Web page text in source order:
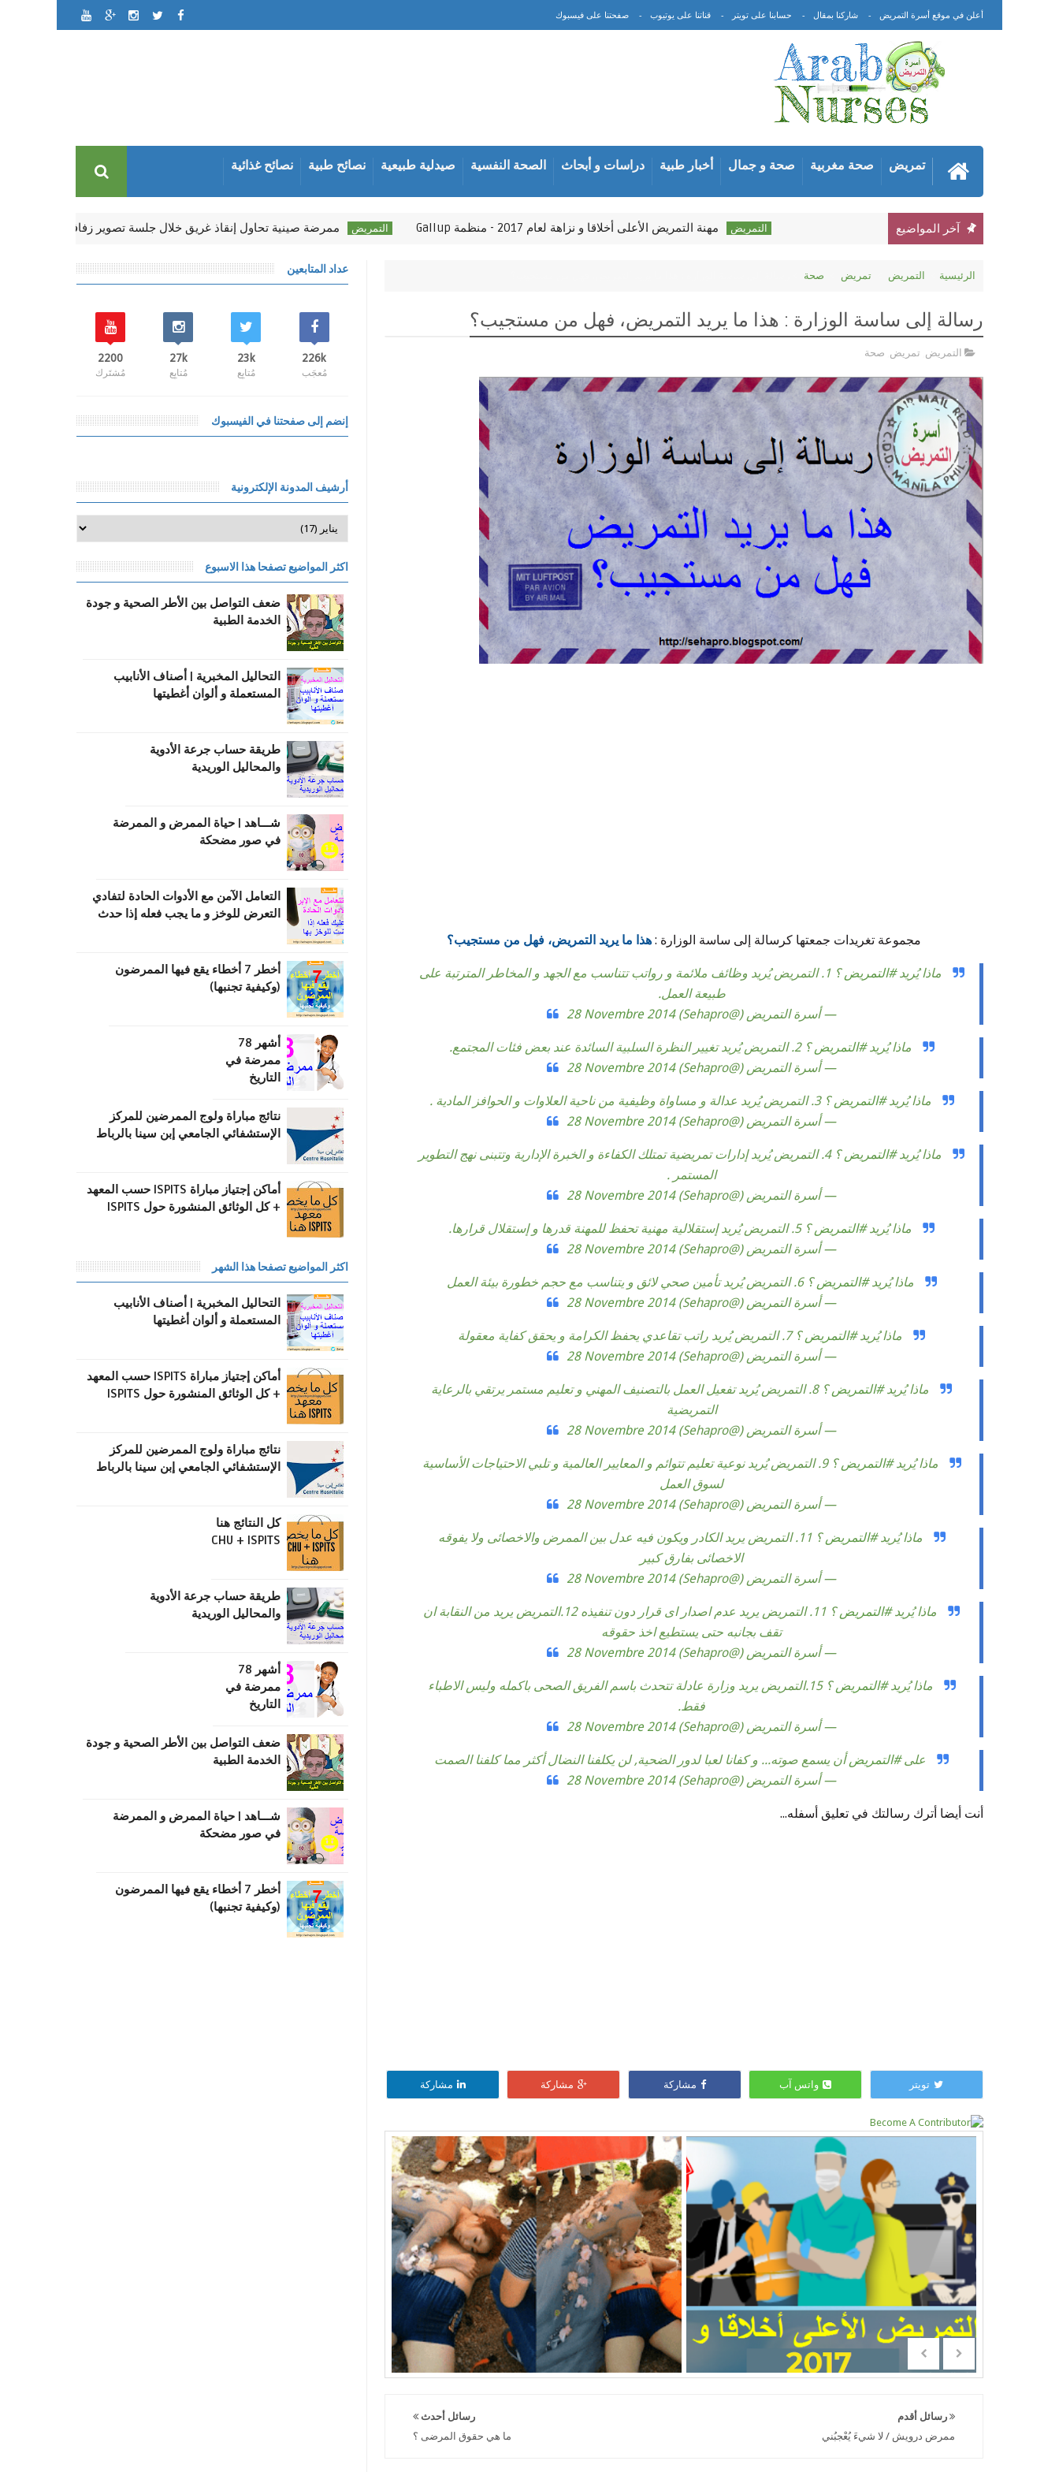
أعلن في موقع أسرة التمريض شاركنا بمقال حسابنا على تويتر قناتنا على يوتيوب صفحتنا على فيسبوك
تمريض صحة مغربية صحة و جمال أخبار طبية دراسات و أبحاث الصحة النفسية صيدلية طبيعية نصائح طبية نصائح غذائية
آخر المواضيع التمريض مهنة التمريض اﻷعلى أخلاقا و نزاهة لعام 2017 - منظمة Gallup التمريض ممرضة صينية تحاول إنقاذ غريق خلال جلسة تصوير زفافها وتدمّر فستانها
الرئيسية التمريض تمريض صحة
رسالة إلى ساسة الوزارة : هذا ما يريد التمريض، فهل من مستجيب؟
التمريض تمريض صحة
مجموعة تغريدات جمعتها كرسالة إلى ساسة الوزارة :هذا ما يريد التمريض، فهل من مستجيب؟
ماذا يُريد#التمريض
؟ 1. التمريض يُريد وظائف ملائمة و رواتب تتناسب مع الجهد و المخاطر المترتبة على
طبيعة العمل.
— أسرة التمريض (@Sehapro)
28 Novembre 2014
ماذا يُريد#التمريض؟ 2. التمريض يُريد تغيير النظرة السلبية السائدة عند بعض فئات المجتمع.
— أسرة التمريض (@Sehapro)
28 Novembre 2014
ماذا يُريد#التمريض؟ 3. التمريض يُريد عدالة و مساواة وظيفية من ناحية العلاوات و الحوافز المادية .
— أسرة التمريض (@Sehapro)
28 Novembre 2014
ماذا يُريد#التمريض
؟ 4. التمريض يُريد إدارات تمريضية تمتلك الكفاءة و الخبرة الإدارية وتتبنى نهج التطوير
المستمر .
— أسرة التمريض (@Sehapro)
28 Novembre 2014
ماذا يُريد#التمريض؟ 5. التمريض يُريد إستقلالية مهنية تحفظ للمهنة قدرها و إستقلال قرارها.
— أسرة التمريض (@Sehapro)
28 Novembre 2014
ماذا يُريد#التمريض؟ 6. التمريض يُريد تأمين صحي لائق و يتناسب مع حجم خطورة بيئة العمل
— أسرة التمريض (@Sehapro)
28 Novembre 2014
ماذا يُريد#التمريض؟ 7. التمريض يُريد راتب تقاعدي يحفظ الكرامة و يحقق كفاية معقولة
— أسرة التمريض (@Sehapro)
28 Novembre 2014
ماذا يُريد#التمريض
؟ 8. التمريض يُريد تفعيل العمل بالتصنيف المهني و تعليم مستمر يرتقي بالرعاية
التمريضية
— أسرة التمريض (@Sehapro)
28 Novembre 2014
ماذا يُريد#التمريض
؟ 9. التمريض يُريد نوعية تعليم تتوائم و المعايير العالمية و تلبي الاحتياجات الأساسية
لسوق العمل
— أسرة التمريض (@Sehapro)
28 Novembre 2014
ماذا يُريد#التمريض
؟ 11. التمريض يريد الكادر ويكون فيه عدل بين الممرض والاخصائى ولا يفوقه
الاخصائى بفارق كبير
— أسرة التمريض (@Sehapro)
28 Novembre 2014
ماذا يُريد#التمريض
؟ 11. التمريض يريد عدم اصدار اى قرار دون تنفيذه 12.التمريض يريد من النقابة ان
تقف بجانبه حتى يستطيع اخذ حقوقه
— أسرة التمريض (@Sehapro)
28 Novembre 2014
ماذا يُريد#التمريض
؟ 15.التمريض يريد وزارة عادلة تتحدث باسم الفريق الصحى باكمله وليس الاطباء
فقط.
— أسرة التمريض (@Sehapro)
28 Novembre 2014
على#التمريضأن يسمع صوته... و كفانا لعبا لدور الضحية, لن يكلفنا النضال أكثر مما كلفنا الصمت
— أسرة التمريض (@Sehapro)
28 Novembre 2014
أنت أيضا أترك رسالتك في تعليق أسفله...
تويتر واتس آب مشاركة مشاركة مشاركة
رسائل أحدث
ما هي حقوق المرضى ؟
رسائل أقدم
ممرض درويش / لا شيءَ يُعْجبُني
عداد المتابعين
226k
مُعجَب
23k
مُتابِع
27k
مُتابِع
2200
مُشتَرك
إنضم إلى صفحتنا في الفيسبوك
أرشيف المدونة الإلكترونية
اكثر المواضيع تصفحا هذا الاسبوع
ضعف التواصل بين الأطر الصحية و جودة
الخدمة الطبية
التحاليل المخبرية | أصناف الأنابيب
المستعملة و ألوان أغطيتها
طریقة حساب جرعة الأدویة
والمحالیل الوریدیة
شـــاهد | حياة الممرض و الممرضة
في صور مضحكة
التعامل الآمن مع الأدوات الحادة لتفادي
التعرض للوخز و ما يجب فعله إذا حدث
أخطر 7 أخطاء يقع فيها الممرضون
(وكيفية تجنبها)
أشهر 78
ممرضة في
التاريخ
نتائج مباراة ولوج الممرضين للمركز
الإستشفائي الجامعي إبن سينا بالرباط
أماكن إجتياز مباراة ISPITS حسب المعهد
+ كل الوثائق المنشورة حول ISPITS
اكثر المواضيع تصفحا هذا الشهر
التحاليل المخبرية | أصناف الأنابيب
المستعملة و ألوان أغطيتها
أماكن إجتياز مباراة ISPITS حسب المعهد
+ كل الوثائق المنشورة حول ISPITS
نتائج مباراة ولوج الممرضين للمركز
الإستشفائي الجامعي إبن سينا بالرباط
كل النتائج هنا
CHU + ISPITS
طریقة حساب جرعة الأدویة
والمحالیل الوریدیة
أشهر 78
ممرضة في
التاريخ
ضعف التواصل بين الأطر الصحية و جودة
الخدمة الطبية
شـــاهد | حياة الممرض و الممرضة
في صور مضحكة
أخطر 7 أخطاء يقع فيها الممرضون
(وكيفية تجنبها)